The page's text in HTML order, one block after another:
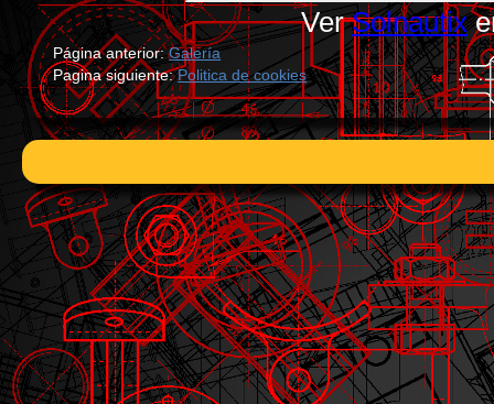
VerSolnautix
Página anterior:Galería
Pagina siguiente:Politica de cookies